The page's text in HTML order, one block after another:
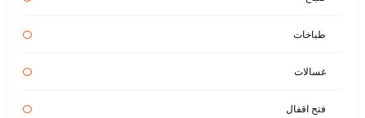
طباخات
غسالات
فتح اقفال